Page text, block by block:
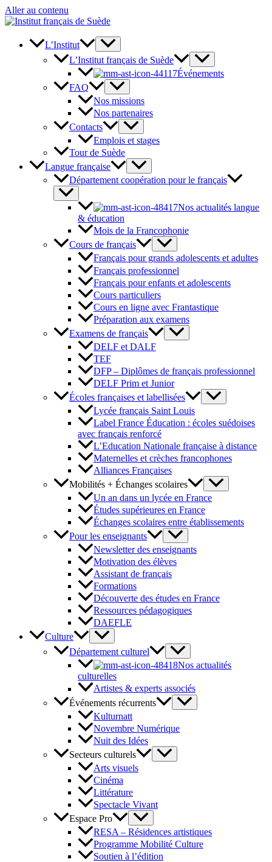
Aller au contenu
L’Institut
L’Institut français de Suède
Événements
FAQ
Nos missions
Nos partenaires
Contacts
Emplois et stages
Tour de Suède
Langue française
Département coopération pour le français
Nos actualités langue
& éducation
Mois de la Francophonie
Cours de français
Français pour grands adolescents et adultes
Français professionnel
Français pour enfants et adolescents
Cours particuliers
Cours en ligne avec Frantastique
Préparation aux examens
Examens de français
DELF et DALF
TEF
DFP – Diplômes de français professionnel
DELF Prim et Junior
Écoles françaises et labellisées
Lycée français Saint Louis
Label France Éducation : écoles suédoises
avec français renforcé
L’Education Nationale française à distance
Maternelles et crèches francophones
Alliances Françaises
Mobilités + Échanges scolaires
Un an dans un lycée en France
Études supérieures en France
Échanges scolaires entre établissements
Pour les enseignants
Newsletter des enseignants
Motivation des élèves
Assistant de français
Formations
Découverte des études en France
Ressources pédagogiques
DAEFLE
Culture
Département culturel
Nos actualités
culturelles
Artistes & experts associés
Événements récurrents
Kulturnatt
Novembre Numérique
Nuit des Idées
Secteurs culturels
Arts visuels
Cinéma
Littérature
Spectacle Vivant
Espace Pro
RESA – Résidences artistiques
Programme Mobilité Culture
Soutien à l’édition